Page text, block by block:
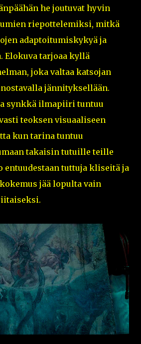
he joutuvat hyvin
riepottelemiksi, mitkä
adaptoitumiskykyä ja
Elokuva tarjoaa kyllä
joka valtaa katsojan
jännityksellään.
synkkä ilmapiiri tuntuu
teoksen visuaaliseen
kun tarina tuntuu
takaisin tutuille teille
entuudestaan tuttuja kliseitä ja
jää lopulta vain